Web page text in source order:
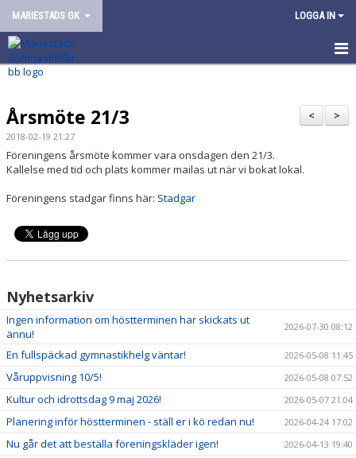
MARIESTADS GK LOGGA IN
HEM
OM FÖRENINGEN
VÅR VERKSAMHET
>
<
Årsmöte 21/3
2018-02-19 21:27
Föreningens årsmöte kommer vara onsdagen den 21/3.
Kallelse med tid och plats kommer mailas ut när vi bokat lokal.
Föreningens stadgar finns här: Stadgar
Nyhetsarkiv
Ingen information om höstterminen har skickats ut
ännu!
2026-07-30 08:12
En fullspäckad gymnastikhelg väntar! 2026-05-08 11:45
Våruppvisning 10/5! 2026-05-08 07:52
Kultur och idrottsdag 9 maj 2026! 2026-05-07 21:04
Planering inför höstterminen - ställ er i kö redan nu! 2026-04-24 17:02
Nu går det att beställa föreningskläder igen! 2026-04-13 19:40